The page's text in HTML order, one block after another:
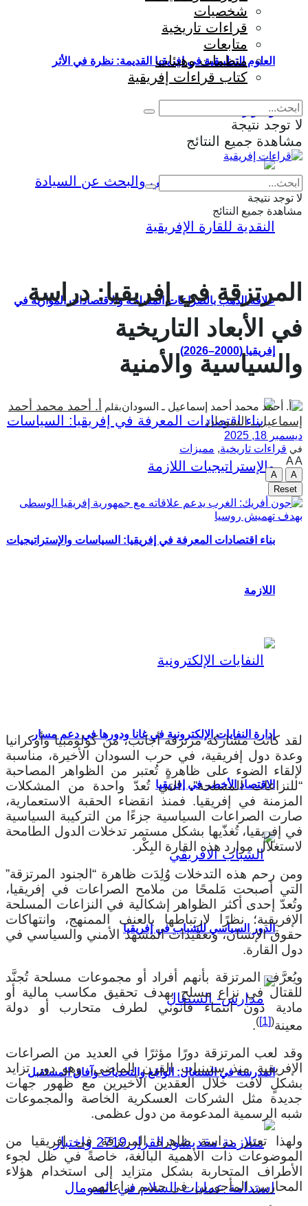
العلوم التطبيقية في إفريقيا القديمة: نظرة في الأثر
والمؤثرات
علاقة الذهب بالصراعات المسلحة والاقتصادات الموازية في
إفريقيا (2000–2026)
بناء اقتصادات المعرفة في إفريقيا: السياسات والإستراتيجيات
اللازمة
إدارة النفايات الإلكترونية في غانا ودورها في دعم مسار
الاقتصاد الأخضر في إفريقيا
الدور السياسي للشباب في إفريقيا
المدرسة في السنغال: الواقع والتحديات وآفاق المستقبل
شخصيات
قراءات تاريخية
متابعات
منظمات وهيئات
كتاب قراءات إفريقية
توجد نتيجة
جميع النتائج
توجد نتيجة
جميع النتائج
في إفريقيا: دراسة
الأبعاد التاريخية
والأمنية
بقلمأ. أحمد محمد أحمد
ـ السودان
18, 2025
قراءات تاريخية,مميزات
A
Reset
كانت مشاركة مرتزقة أجانب، من كولومبيا وأوكرانيا
دول إفريقية، في حرب السودان الأخيرة، مناسبة
الضوء على ظاهرةٍ تُعتبر من الظواهر المصاحبة
المسلحة”، التي تُعدّ واحدة من المشكلات
في إفريقيا. فمنذ انقضاء الحقبة الاستعمارية،
الصراعات السياسية جزءًا من التركيبة السياسية
إفريقيا، تُغذّيها بشكل مستمر تدخلات الدول الطامحة
موارد هذه القارة البِكْر.
رحم هذه التدخلات وُلِدَت ظاهرة “الجنود المرتزقة”
أصبحت مَلمحًا من ملامح الصراعات في إفريقيا،
إحدى أكثر الظواهر إشكالية في النزاعات المسلحة
نظرًا لارتباطها بالعنف الممنهج، وانتهاكات
الإنسان، وتعقيدات المشهد الأمني والسياسي في
القارة.
المرتزقة بأنهم أفراد أو مجموعات مسلحة تُجنَّد
في نزاع مسلح بهدف تحقيق مكاسب مالية أو
دون انتماء قانوني لطرف متحارب أو دولة
(
[1]
)
.
لعب المرتزقة دورًا مؤثرًا في العديد من الصراعات
منذ ستينيات القرن الماضي، وهو دور تزايد
لافت خلال العقدين الأخيرين مع ظهور جهات
مثل الشركات العسكرية الخاصة والمجموعات
الرسمية المدعومة من دول عظمى.
تعتبر دراسة ظاهرة المرتزقة في إفريقيا من
ذات الأهمية البالغة، خاصةً في ظل لجوء
المتحاربة بشكل متزايد إلى استخدام هؤلاء
المأجورين، في حسم نزاعاتهم.